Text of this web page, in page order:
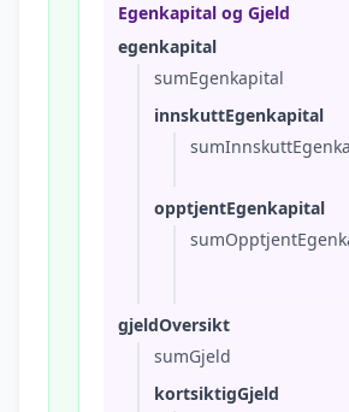
Egenkapital og Gjeld
egenkapital
sumEgenkapital
innskuttEgenkapital
opptjentEgenkapital
gjeldOversikt
sumGjeld
kortsiktigGjeld